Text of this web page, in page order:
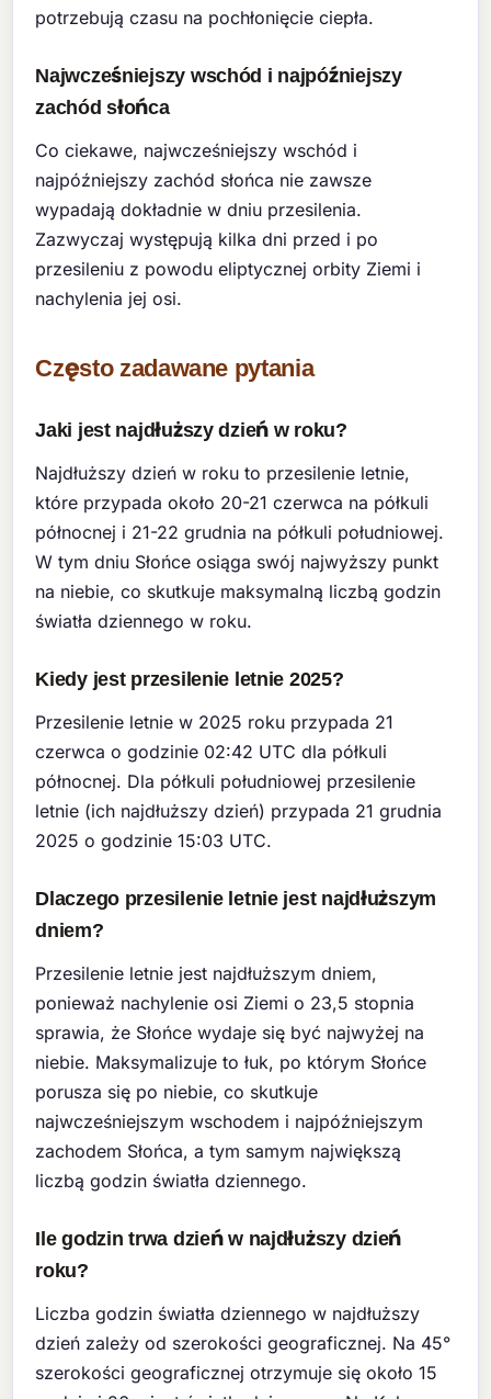
potrzebują czasu na pochłonięcie ciepła.
Najwcześniejszy wschód i najpóźniejszy
zachód słońca
Co ciekawe, najwcześniejszy wschód i
najpóźniejszy zachód słońca nie zawsze
wypadają dokładnie w dniu przesilenia.
Zazwyczaj występują kilka dni przed i po
przesileniu z powodu eliptycznej orbity Ziemi i
nachylenia jej osi.
Często zadawane pytania
Jaki jest najdłuższy dzień w roku?
Najdłuższy dzień w roku to przesilenie letnie,
które przypada około 20-21 czerwca na półkuli
północnej i 21-22 grudnia na półkuli południowej.
W tym dniu Słońce osiąga swój najwyższy punkt
na niebie, co skutkuje maksymalną liczbą godzin
światła dziennego w roku.
Kiedy jest przesilenie letnie 2025?
Przesilenie letnie w 2025 roku przypada 21
czerwca o godzinie 02:42 UTC dla półkuli
północnej. Dla półkuli południowej przesilenie
letnie (ich najdłuższy dzień) przypada 21 grudnia
2025 o godzinie 15:03 UTC.
Dlaczego przesilenie letnie jest najdłuższym
dniem?
Przesilenie letnie jest najdłuższym dniem,
ponieważ nachylenie osi Ziemi o 23,5 stopnia
sprawia, że Słońce wydaje się być najwyżej na
niebie. Maksymalizuje to łuk, po którym Słońce
porusza się po niebie, co skutkuje
najwcześniejszym wschodem i najpóźniejszym
zachodem Słońca, a tym samym największą
liczbą godzin światła dziennego.
Ile godzin trwa dzień w najdłuższy dzień
roku?
Liczba godzin światła dziennego w najdłuższy
dzień zależy od szerokości geograficznej. Na 45°
szerokości geograficznej otrzymuje się około 15